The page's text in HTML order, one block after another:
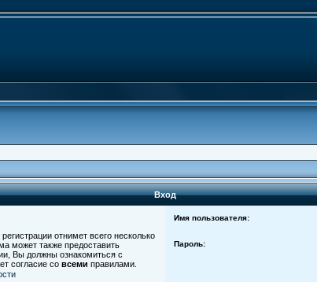
Вход
отнимет всего несколько
может также предоставить
Вы должны ознакомиться с
согласие со всеми правилами.
Имя пользователя:
Пароль: